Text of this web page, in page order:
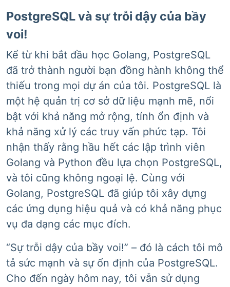
PostgreSQL và sự trỗi dậy của bầy
voi!
Kể từ khi bắt đầu học Golang, PostgreSQL
đã trở thành người bạn đồng hành không thể
thiếu trong mọi dự án của tôi. PostgreSQL là
một hệ quản trị cơ sở dữ liệu mạnh mẽ, nổi
bật với khả năng mở rộng, tính ổn định và
khả năng xử lý các truy vấn phức tạp. Tôi
nhận thấy rằng hầu hết các lập trình viên
Golang và Python đều lựa chọn PostgreSQL,
và tôi cũng không ngoại lệ. Cùng với
Golang, PostgreSQL đã giúp tôi xây dựng
các ứng dụng hiệu quả và có khả năng phục
vụ đa dạng các mục đích.
“Sự trỗi dậy của bầy voi!” – đó là cách tôi mô
tả sức mạnh và sự ổn định của PostgreSQL.
Cho đến ngày hôm nay, tôi vẫn sử dụng